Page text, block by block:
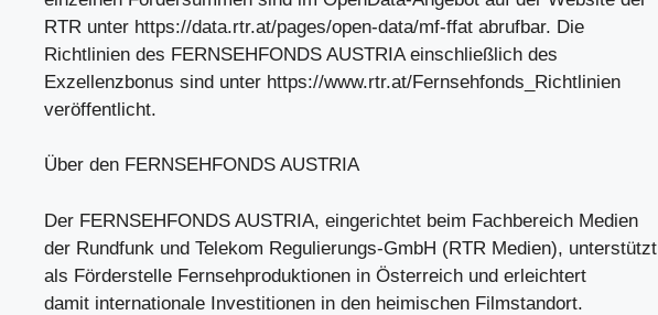
RTR unter https://data.rtr.at/pages/open-data/mf-ffat abrufbar. Die
Richtlinien des FERNSEHFONDS AUSTRIA einschließlich des
Exzellenzbonus sind unter https://www.rtr.at/Fernsehfonds_Richtlinien
veröffentlicht.
Über den FERNSEHFONDS AUSTRIA
Der FERNSEHFONDS AUSTRIA, eingerichtet beim Fachbereich Medien
der Rundfunk und Telekom Regulierungs-GmbH (RTR Medien), unterstützt
als Förderstelle Fernsehproduktionen in Österreich und erleichtert
damit internationale Investitionen in den heimischen Filmstandort.